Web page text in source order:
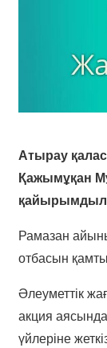
Атырау
Қажымұқан
Рамазан
отбасын
Әлеуметтік
акция
үйлеріне